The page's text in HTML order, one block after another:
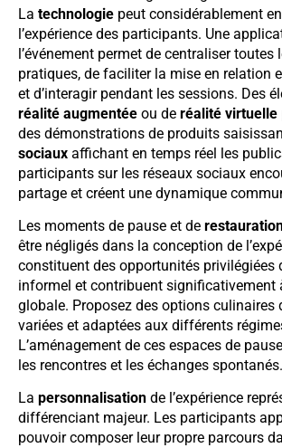
La technologie peut considérablement
l’expérience des participants. Une
l’événement permet de centraliser
pratiques, de faciliter la mise en relation
et d’interagir pendant les sessions. Des
réalité augmentée ou de réalité virtuelle
des démonstrations de produits
sociaux affichant en temps réel les
participants sur les réseaux sociaux
partage et créent une dynamique
Les moments de pause et de
être négligés dans la conception de
constituent des opportunités privilégiées
informel et contribuent significativement
globale. Proposez des options culinaires
variées et adaptées aux différents
L’aménagement de ces espaces de
les rencontres et les échanges spontanés.
La personnalisation de l’expérience
différenciant majeur. Les participants
pouvoir composer leur propre parcours